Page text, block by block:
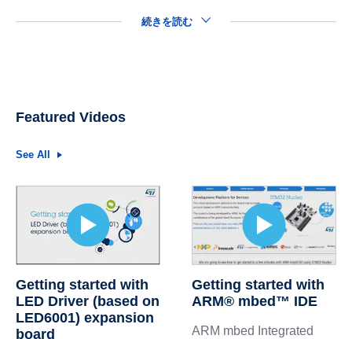
続きを読む
Featured Videos
See All
Getting started with
LED Driver (based on
LED6001) expansion
board
Getting started with
ARM® mbed™ IDE
ARM mbed Integrated